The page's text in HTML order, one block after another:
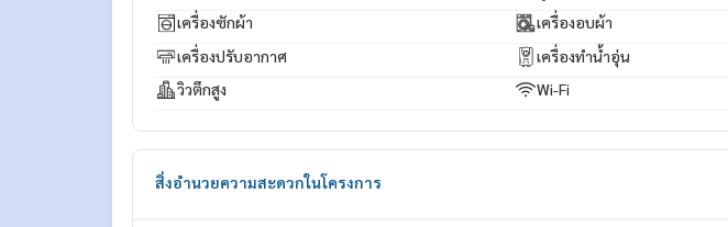
แอดมิน064-959-8900
* มีให้เลือกอีกหลายห้อง หลายโครงการค่ะ
https://www.p2nproperty.com
** รับฝาก ขาย-เช่า คอนโด บ้าน ที่ดิน และอสังหาริมทรัพย์ทุกชนิด ทั่วกรุงเทพฯ
เครื่องซักผ้า
เครื่องอบผ้า
เครื่องปรับอากาศ
เครื่องทำน้ำอุ่น
วิวตึกสูง
Wi-Fi
สิ่งอำนวยความสะดวกในโครงการ